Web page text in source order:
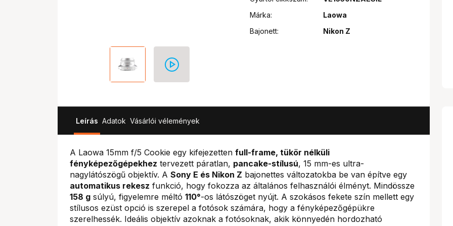
Márka:
Laowa
Bajonett:
Nikon Z
Leírás Adatok Vásárlói vélemények
A Laowa 15mm f/5 Cookie egy kifejezetten full-frame, tükör nélküli
fényképezőgépekhez tervezett páratlan, pancake-stílusú, 15 mm-es ultra-
nagylátószögű objektív. A Sony E és Nikon Z bajonettes változatokba be van építve egy
automatikus rekesz funkció, hogy fokozza az általános felhasználói élményt. Mindössze
158 g súlyú, figyelemre méltó 110°-os látószöget nyújt. A szokásos fekete szín mellett egy
stílusos ezüst opció is szerepel a fotósok számára, hogy a fényképezőgépükre
szerelhessék. Ideális objektív azoknak a fotósoknak, akik könnyedén hordozható